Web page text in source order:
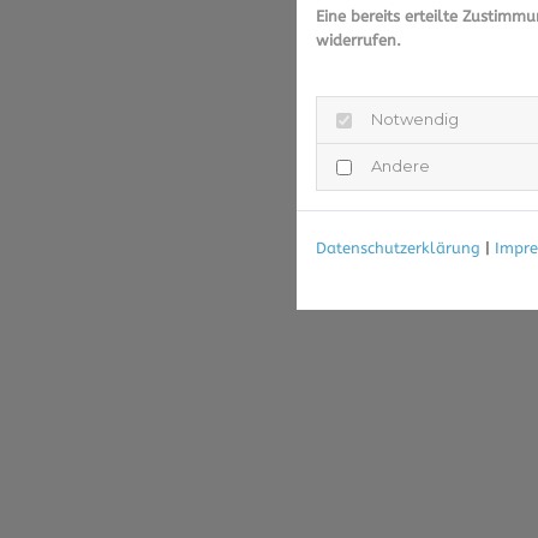
Eine bereits erteilte
widerrufen.
Notwendig
Andere
Datenschutzerklärung